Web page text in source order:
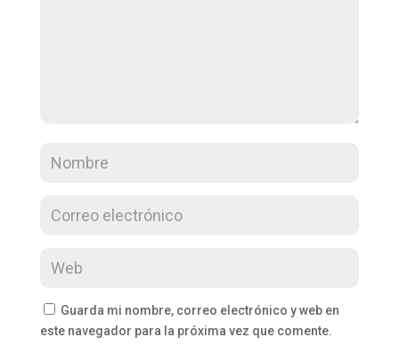
Guarda mi nombre, correo electrónico y web en
este navegador para la próxima vez que comente.